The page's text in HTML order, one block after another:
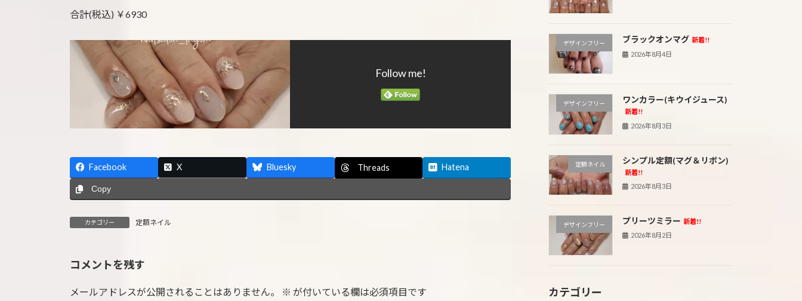
合計(税込) ￥6930
Follow me!
Facebook X Bluesky Threads Hatena
Copy
カテゴリー 定額ネイル
コメントを残す
メールアドレスが公開されることはありません。 ※ が付いている欄は必須項目です
デザインフリー ブラックオンマグ 新着!!
2026年8月4日
デザインフリー ワンカラー(キウイジュース)
新着!!
2026年8月3日
定額ネイル シンプル定額(マグ＆リボン)
新着!!
2026年8月3日
デザインフリー プリーツミラー 新着!!
2026年8月2日
カテゴリー